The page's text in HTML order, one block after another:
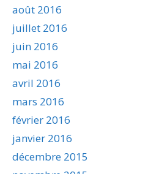
août 2016
juillet 2016
juin 2016
mai 2016
avril 2016
mars 2016
février 2016
janvier 2016
décembre 2015